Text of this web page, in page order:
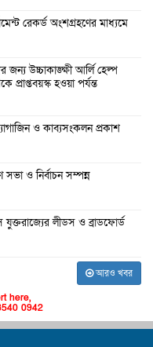
রেকর্ড অংশগ্রহণের মাধ্যমে
জন্য উচ্চাকাঙ্ক্ষী আর্লি হেল্প
প্রাপ্তবয়স্ক হওয়া পর্যন্ত
ও কাব্যসংকলন প্রকাশ
সভা ও নির্বাচন সম্পন্ন
লীডস ও ব্রাডফোর্ড
আরও খবর
here,
0942